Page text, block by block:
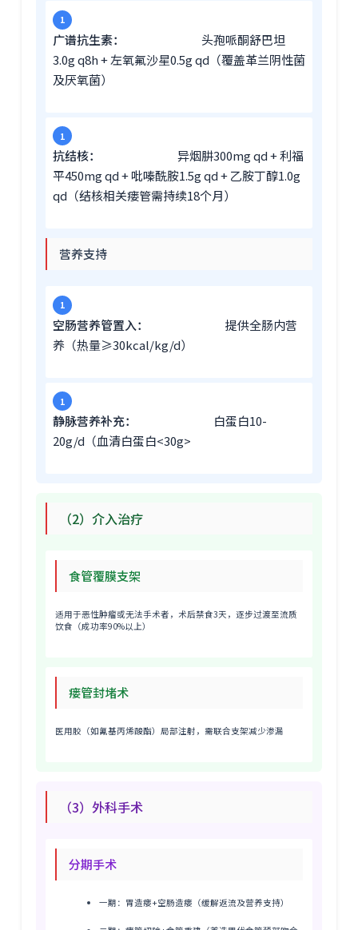
广谱抗生素：
头孢哌酮舒巴坦
3.0g q8h + 左氧氟沙星0.5g qd（覆盖革兰阴性菌
及厌氧菌）
抗结核：
异烟肼300mg qd + 利福
平450mg qd + 吡嗪酰胺1.5g qd + 乙胺丁醇1.0g
qd（结核相关瘘管需持续18个月）
营养支持
空肠营养管置入：
提供全肠内营
养（热量≥30kcal/kg/d）
静脉营养补充：
白蛋白10-
20g/d（血清白蛋白<30g>
（2）介入治疗
食管覆膜支架
适用于恶性肿瘤或无法手术者，术后禁食3天，逐步过渡至流质
饮食（成功率90%以上）
瘘管封堵术
医用胶（如氰基丙烯酸酯）局部注射，需联合支架减少渗漏
（3）外科手术
分期手术
一期：胃造瘘+空肠造瘘（缓解返流及营养支持）